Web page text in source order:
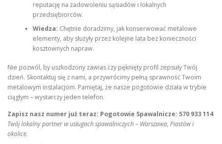
reputację na zadowoleniu sąsiadów i lokalnych
przedsiębiorców.
Wiedza: Chętnie doradzimy, jak konserwować metalowe
elementy, aby służyły przez kolejne lata bez konieczności
kosztownych napraw.
Nie pozwól, by uszkodzony zawias czy pęknięty profil zepsuły Twój
dzień. Skontaktuj się z nami, a przywrócimy pełną sprawność Twoim
metalowym instalacjom. Pamiętaj, że nasze pogotowie działa w trybie
ciągłym – wystarczy jeden telefon.
Zapisz nasz numer już teraz: Pogotowie Spawalnicze: 570 933 114
Twój lokalny partner w usługach spawalniczych – Warszawa, Piastów i
okolice.